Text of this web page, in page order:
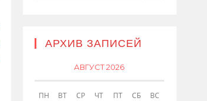
АРХИВ ЗАПИСЕЙ
АВГУСТ 2026
ПН ВТ СР ЧТ ПТ СБ ВС